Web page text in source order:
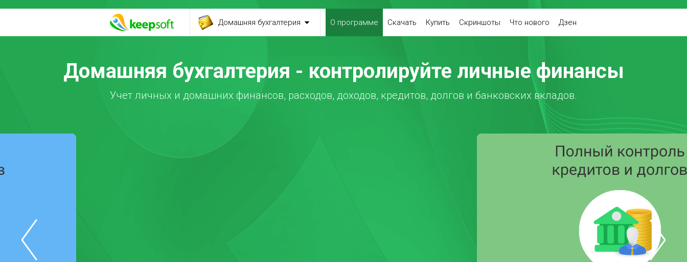
Домашняя бухгалтерия О программе Скачать Купить Скриншоты Что нового Дзен
Домашняя бухгалтерия - контролируйте личные финансы
Учет личных и домашних финансов, расходов, доходов, кредитов, долгов и банковских вкладов.